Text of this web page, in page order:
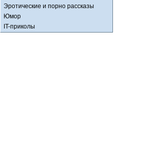
Эротические и порно рассказы
Юмор
IT-приколы